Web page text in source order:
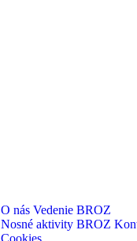
O nás Vedenie BROZ
Nosné aktivity BROZ
Cookies